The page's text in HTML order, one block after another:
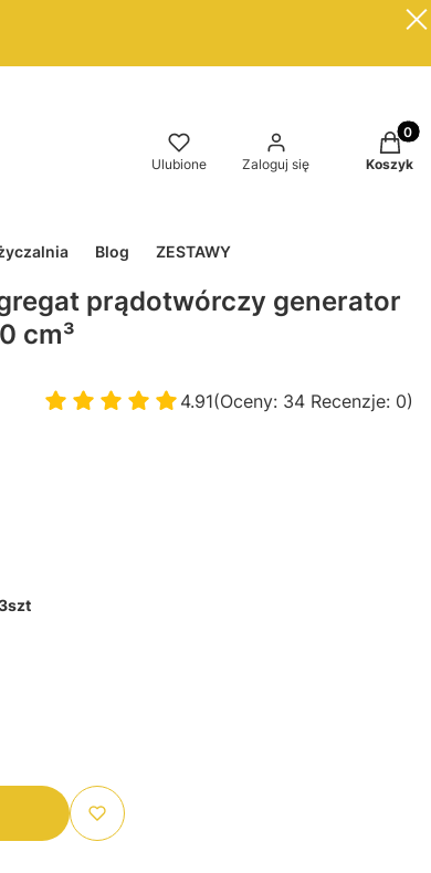
Ulubione Zaloguj się Koszyk
Blog ZESTAWY
prądotwórczy generator
cm³
4.91(Oceny: 34 Recenzje: 0)